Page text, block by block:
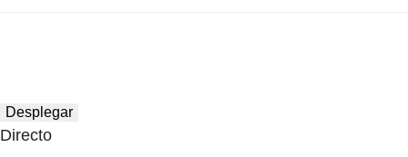
Desplegar
Directo